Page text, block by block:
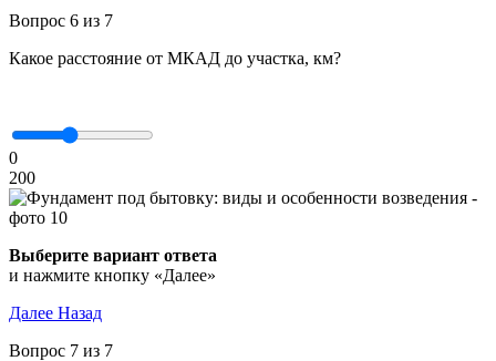
Вопрос 6 из 7
Какое расстояние от МКАД до участка, км?
0
200
Выберите вариант ответа
и нажмите кнопку «Далее»
Далее Назад
Вопрос 7 из 7